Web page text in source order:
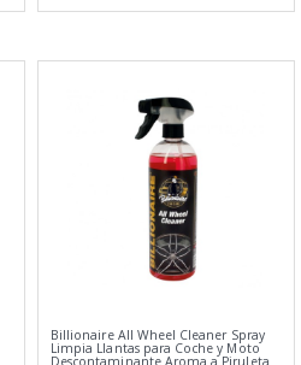
Billionaire All Wheel Cleaner Spray
Limpia Llantas para Coche y Moto
Descontaminante Aroma a Piruleta